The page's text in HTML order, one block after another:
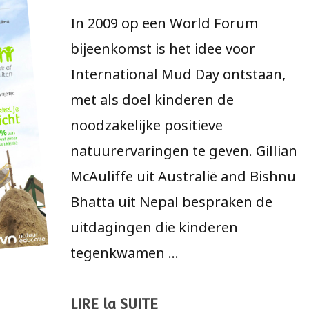
In 2009 op een World Forum
bijeenkomst is het idee voor
International Mud Day ontstaan,
met als doel kinderen de
noodzakelijke positieve
natuurervaringen te geven. Gillian
McAuliffe uit Australië and Bishnu
Bhatta uit Nepal bespraken de
uitdagingen die kinderen
tegenkwamen …
LIRE la SUITE